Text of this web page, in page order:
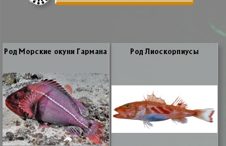
Род Мор­ские оку­ни Гар­ма­на Род Лио­скор­пи­усы